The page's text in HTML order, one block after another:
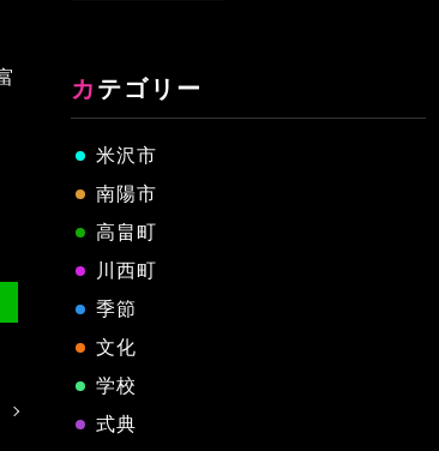
カテゴリー
米沢市
南陽市
高畠町
川西町
季節
文化
学校
式典